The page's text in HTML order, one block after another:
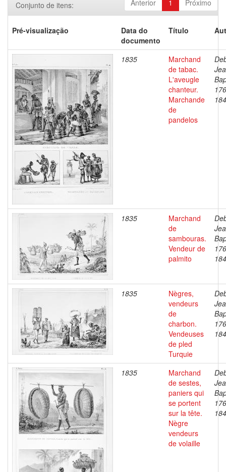
Anterior 1 Próximo
Conjunto de itens:
Pré-visualização
Data do
documento
Título
1835
Marchand
de tabac.
L'aveugle
chanteur.
Marchande
de
pandelos
1835
Marchand
de
sambouras.
Vendeur de
palmito
1835
Nègres,
vendeurs
de
charbon.
Vendeuses
de pled
Turquie
1835
Marchand
de sestes,
paniers qui
se portent
sur la tête.
Nègre
vendeurs
de volaille